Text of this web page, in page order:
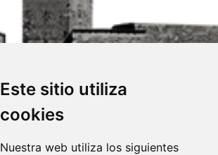
Este sitio utiliza
cookies
Nuestra web utiliza los siguientes